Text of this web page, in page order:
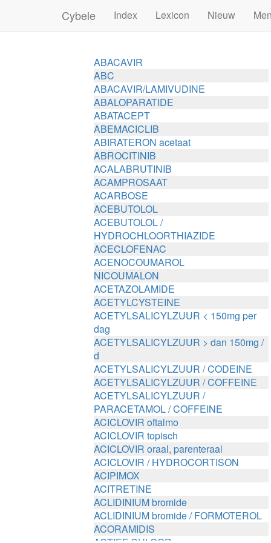
Cybele Index Lexicon Nieuw
ABACAVIR
ABC
ABACAVIR/LAMIVUDINE
ABALOPARATIDE
ABATACEPT
ABEMACICLIB
ABIRATERON acetaat
ABROCITINIB
ACALABRUTINIB
ACAMPROSAAT
ACARBOSE
ACEBUTOLOL
ACEBUTOLOL /
HYDROCHLOORTHIAZIDE
ACECLOFENAC
ACENOCOUMAROL
NICOUMALON
ACETAZOLAMIDE
ACETYLCYSTEINE
ACETYLSALICYLZUUR < 150mg per
dag
ACETYLSALICYLZUUR > dan 150mg /
d
ACETYLSALICYLZUUR / CODEINE
ACETYLSALICYLZUUR / COFFEINE
ACETYLSALICYLZUUR /
PARACETAMOL / COFFEINE
ACICLOVIR oftalmo
ACICLOVIR topisch
ACICLOVIR oraal, parenteraal
ACICLOVIR / HYDROCORTISON
ACIPIMOX
ACITRETINE
ACLIDINIUM bromide
ACLIDINIUM bromide / FORMOTEROL
ACORAMIDIS